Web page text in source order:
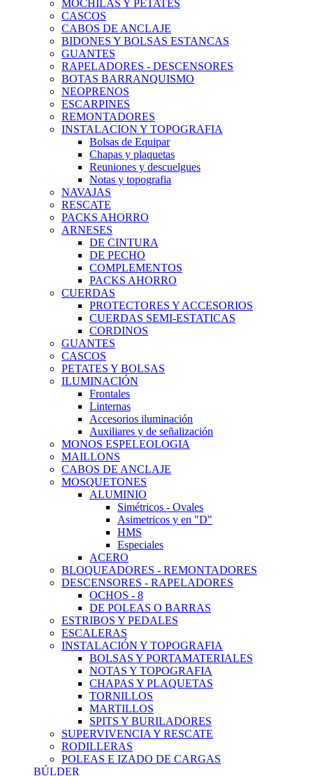
MOCHILAS Y PETATES
CASCOS
CABOS DE ANCLAJE
BIDONES Y BOLSAS ESTANCAS
GUANTES
RAPELADORES - DESCENSORES
BOTAS BARRANQUISMO
NEOPRENOS
ESCARPINES
REMONTADORES
INSTALACION Y TOPOGRAFIA
Bolsas de Equipar
Chapas y plaquetas
Reuniones y descuelgues
Notas y topografia
NAVAJAS
RESCATE
PACKS AHORRO
ARNESES
DE CINTURA
DE PECHO
COMPLEMENTOS
PACKS AHORRO
CUERDAS
PROTECTORES Y ACCESORIOS
CUERDAS SEMI-ESTATICAS
CORDINOS
GUANTES
CASCOS
PETATES Y BOLSAS
ILUMINACIÓN
Frontales
Linternas
Accesorios iluminación
Auxiliares y de señalización
MONOS ESPELEOLOGIA
MAILLONS
CABOS DE ANCLAJE
MOSQUETONES
ALUMINIO
Simétricos - Ovales
Asimetricos y en "D"
HMS
Especiales
ACERO
BLOQUEADORES - REMONTADORES
DESCENSORES - RAPELADORES
OCHOS - 8
DE POLEAS O BARRAS
ESTRIBOS Y PEDALES
ESCALERAS
INSTALACIÓN Y TOPOGRAFIA
BOLSAS Y PORTAMATERIALES
NOTAS Y TOPOGRAFIA
CHAPAS Y PLAQUETAS
TORNILLOS
MARTILLOS
SPITS Y BURILADORES
SUPERVIVENCIA Y RESCATE
RODILLERAS
POLEAS E IZADO DE CARGAS
BÚLDER